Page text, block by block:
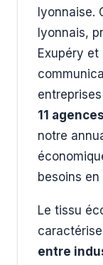
lyonnaise.
lyonnais,
Exupéry
11
notre
besoins
Le tissu
entre